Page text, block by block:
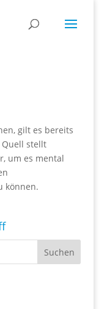
gilt es bereits
Quell stellt
um es mental
können.